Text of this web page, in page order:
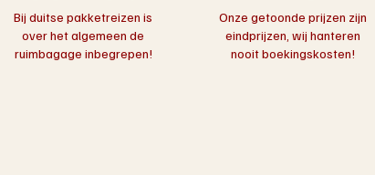
Bij duitse pakketreizen is
over het algemeen de
ruimbagage inbegrepen!​
Onze getoonde prijzen zijn
eindprijzen, wij hanteren
nooit boekingskosten!